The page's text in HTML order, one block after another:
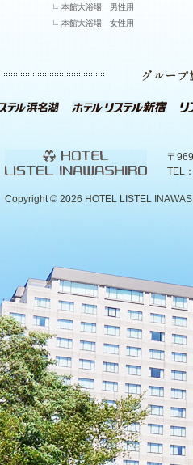
本館大浴場 男性用
本館大浴場 女性用
〒
TEL
Copyright © 2026 HOTEL LISTEL